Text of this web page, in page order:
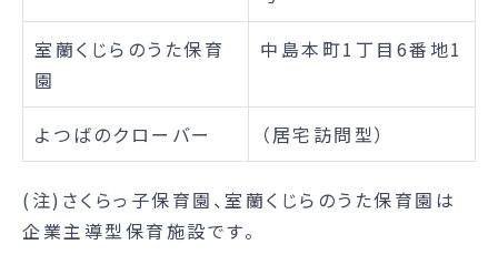
室蘭くじらのうた保育
園
中島本町1丁目6番地1
よつばのクローバー （居宅訪問型）
(注)さくらっ子保育園、室蘭くじらのうた保育園は
企業主導型保育施設です。